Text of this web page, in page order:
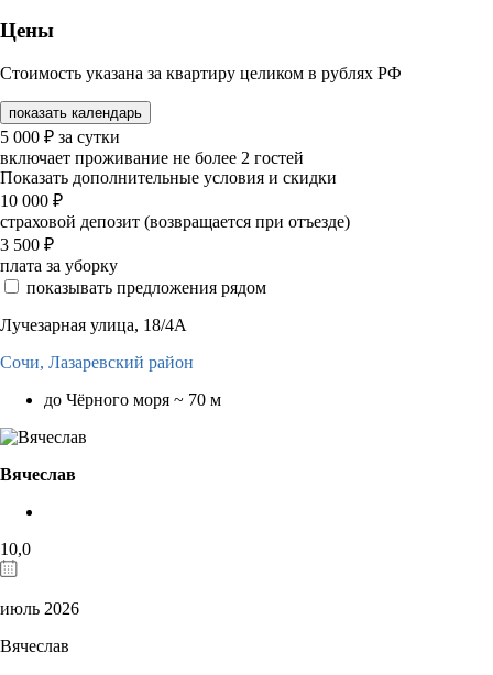
Цены
Стоимость указана за квартиру целиком в рублях РФ
показать календарь
5 000 ₽ за сутки
включает проживание не более 2 гостей
Показать дополнительные условия и скидки
10 000 ₽
страховой депозит (возвращается при отъезде)
3 500 ₽
плата за уборку
показывать предложения рядом
Лучезарная улица, 18/4А
Сочи, Лазаревский район
до Чёрного моря ~ 70 м
Вячеслав
10,0
июль 2026
Вячеслав